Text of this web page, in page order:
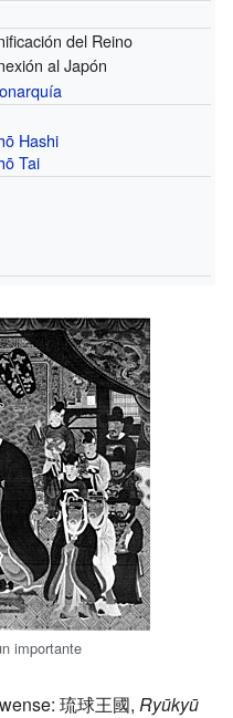
del Reino
al Japón
Hashi
Tai
importante
琉球王國, Ryūkyū